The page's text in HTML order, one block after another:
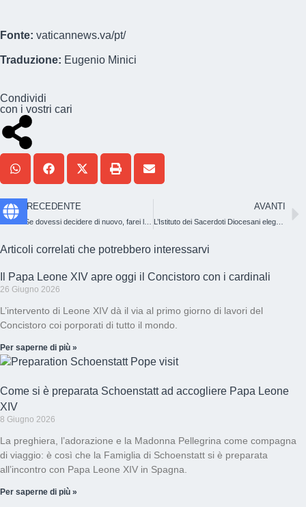
Fonte: vaticannews.va/pt/
Traduzione: Eugenio Minici
Condividi
con i vostri cari
PRECEDENTE AVANTI
L’Istituto dei Sacerdoti Diocesani elegge la sua nuova Direzione Generale
Articoli correlati che potrebbero interessarvi
Il Papa Leone XIV apre oggi il Concistoro con i cardinali
26 Giugno 2026
L’intervento di Leone XIV dà il via al primo giorno di lavori del
Concistoro coi porporati di tutto il mondo.
Per saperne di più »
Come si è preparata Schoenstatt ad accogliere Papa Leone
XIV
8 Giugno 2026
La preghiera, l’adorazione e la Madonna Pellegrina come compagna
di viaggio: è così che la Famiglia di Schoenstatt si è preparata
all’incontro con Papa Leone XIV in Spagna.
Per saperne di più »